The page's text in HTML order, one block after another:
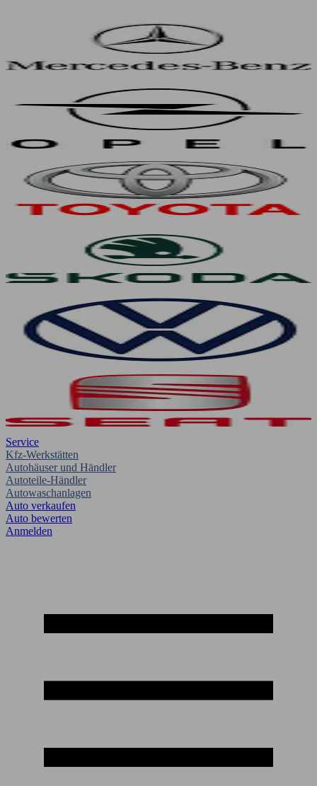
Service
Kfz-Werkstätten
Autohäuser und Händler
Autoteile-Händler
Autowaschanlagen
Auto verkaufen
Auto bewerten
Anmelden